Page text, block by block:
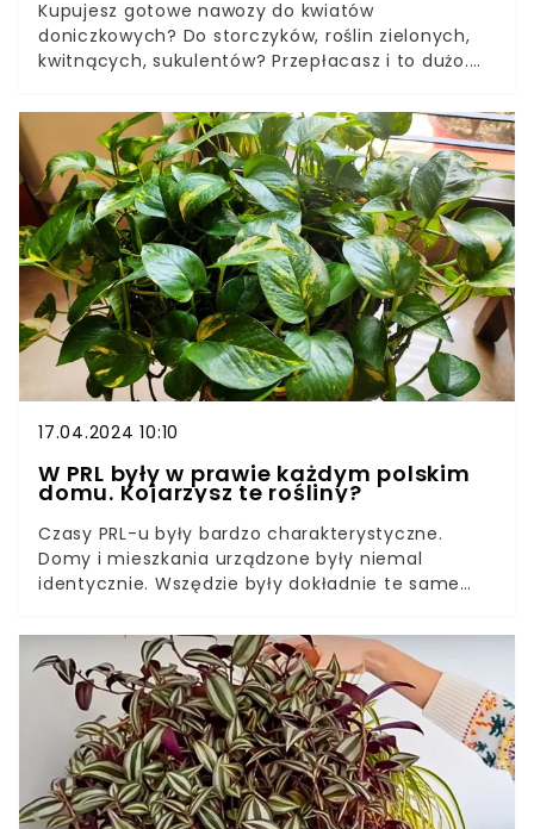
Kupujesz gotowe nawozy do kwiatów
doniczkowych? Do storczyków, roślin zielonych,
kwitnących, sukulentów? Przepłacasz i to dużo.
odżywką, którą robię samodzielnie, a kosztuje
około 2 zł.Nawóz ten jest niezwykle uniwersalny, a
zawarte w nim składniki wzmacniają korzenie,
liście, a także przyczyniają się do zawiązywania
nowych pąków kwiatowych. Musisz ją
wypróbować, będziesz zachwycony z efektów.
17.04.2024 10:10
W PRL były w prawie każdym polskim
domu. Kojarzysz te rośliny?
Czasy PRL-u były bardzo charakterystyczne.
Domy i mieszkania urządzone były niemal
identycznie. Wszędzie były dokładnie te same
samo sytuacja wyglądała z kwiatami.Kwiaty PRL-u
pamiętamy wszyscy. Pnące, rozmieszczone na
parapetach i meblach. Małe i tak duże, że nie raz
sięgały aż po sufit. Wiele z tych gatunków
przeżywa teraz drugą młodość. Te kwiaty były w
prawie każdym polskim domu. Kojarzysz je?